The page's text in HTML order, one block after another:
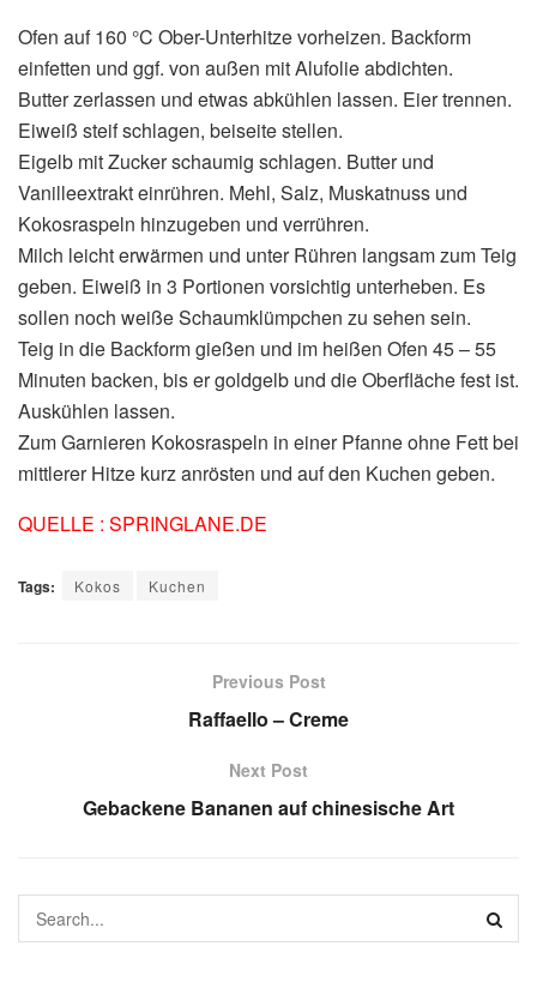
Ofen auf 160 °C Ober-Unterhitze vorheizen. Backform
einfetten und ggf. von außen mit Alufolie abdichten.
Butter zerlassen und etwas abkühlen lassen. Eier trennen.
Eiweiß steif schlagen, beiseite stellen.
Eigelb mit Zucker schaumig schlagen. Butter und
Vanilleextrakt einrühren. Mehl, Salz, Muskatnuss und
Kokosraspeln hinzugeben und verrühren.
Milch leicht erwärmen und unter Rühren langsam zum Teig
geben. Eiweiß in 3 Portionen vorsichtig unterheben. Es
sollen noch weiße Schaumklümpchen zu sehen sein.
Teig in die Backform gießen und im heißen Ofen 45 – 55
Minuten backen, bis er goldgelb und die Oberfläche fest ist.
Auskühlen lassen.
Zum Garnieren Kokosraspeln in einer Pfanne ohne Fett bei
mittlerer Hitze kurz anrösten und auf den Kuchen geben.
QUELLE : SPRINGLANE.DE
Tags: Kokos Kuchen
Previous Post
Raffaello – Creme
Next Post
Gebackene Bananen auf chinesische Art